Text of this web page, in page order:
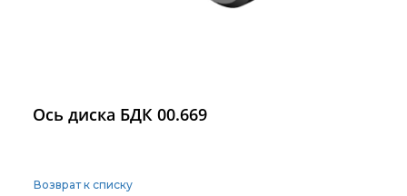
Ось диска БДК 00.669
Возврат к списку